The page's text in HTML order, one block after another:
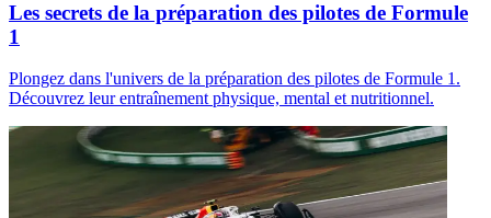
Les secrets de la préparation des pilotes de Formule
1
Plongez dans l'univers de la préparation des pilotes de Formule 1.
Découvrez leur entraînement physique, mental et nutritionnel.